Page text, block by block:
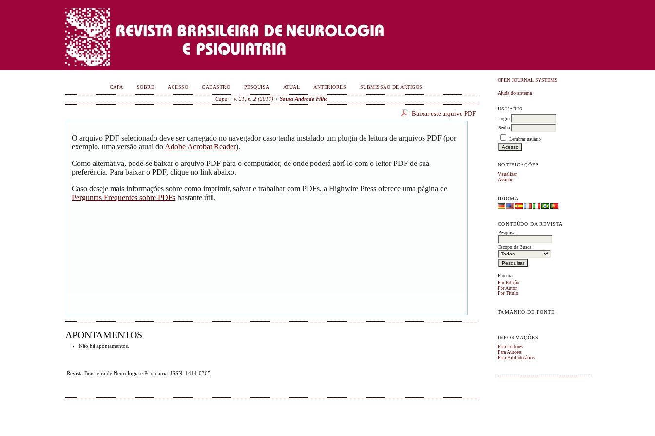
OPEN JOURNAL SYSTEMS
Ajuda do sistema
USUÁRIO
Login
Senha
Lembrar usuário
NOTIFICAÇÕES
Visualizar
Assinar
IDIOMA
CONTEÚDO DA REVISTA
Pesquisa
Escopo da Busca
Procurar
Por Edição
Por Autor
Por Título
TAMANHO DE FONTE
INFORMAÇÕES
Para Leitores
Para Autores
Para Bibliotecários
CAPA SOBRE ACESSO CADASTRO PESQUISA ATUAL ANTERIORES SUBMISSÃO DE ARTIGOS
Capa >v. 21, n. 2 (2017) >Souza Andrade Filho
Baixar este arquivo PDF
O arquivo PDF selecionado deve ser carregado no navegador caso tenha instalado um plugin de leitura de arquivos PDF (por
exemplo, uma versão atual do Adobe Acrobat Reader).
Como alternativa, pode-se baixar o arquivo PDF para o computador, de onde poderá abrí-lo com o leitor PDF de sua
preferência. Para baixar o PDF, clique no link abaixo.
Caso deseje mais informações sobre como imprimir, salvar e trabalhar com PDFs, a Highwire Press oferece uma página de
Perguntas Frequentes sobre PDFs bastante útil.
APONTAMENTOS
Não há apontamentos.
Revista Brasileira de Neurologia e Psiquiatria. ISSN: 1414-0365